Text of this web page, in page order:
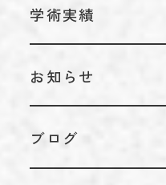
学術実績
お知らせ
ブログ